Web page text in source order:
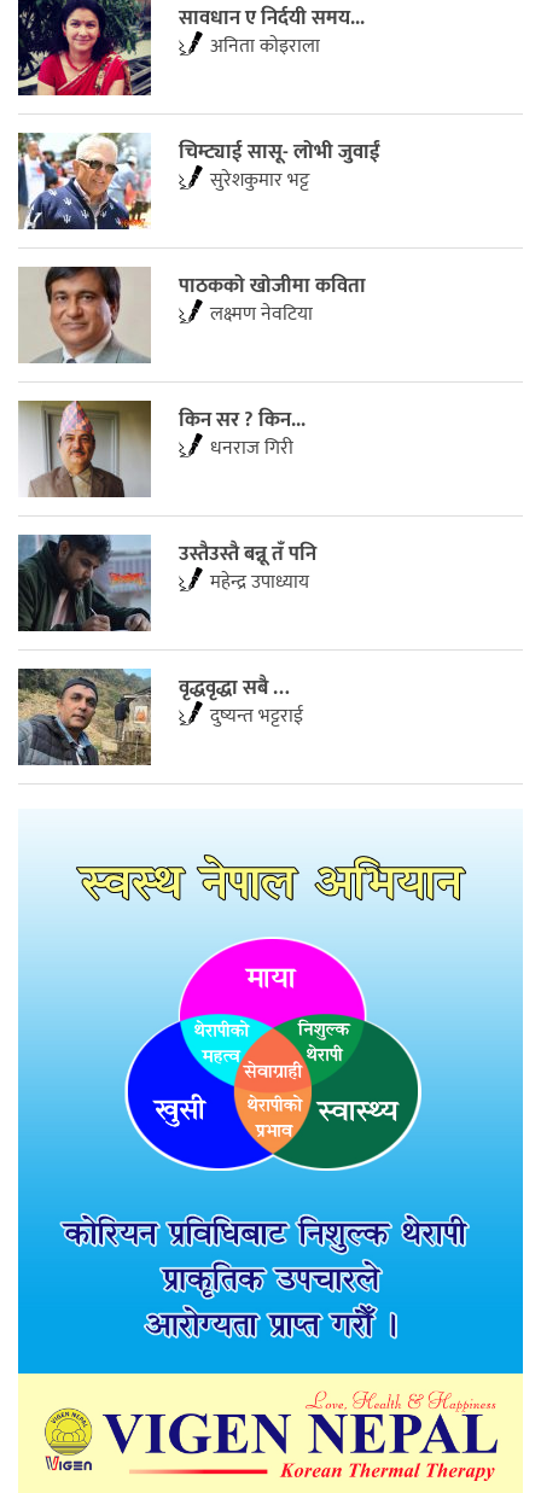
सावधान ए निर्दयी समय...
अनिता काेइराला
चिम्ट्याई सासू- लोभी जुवाईं
सुरेशकुमार भट्ट
पाठकको खोजीमा कविता
लक्ष्मण नेवटिया
किन सर ? किन...
धनराज गिरी
उस्तैउस्तै बन्नू तँ पनि
महेन्द्र उपाध्याय
वृद्धवृद्धा सबै …
दुष्यन्त भट्टराई